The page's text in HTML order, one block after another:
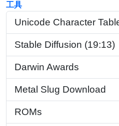
工具
Unicode Character
Stable Diffusion (19:13)
Darwin Awards
Metal Slug Download
ROMs